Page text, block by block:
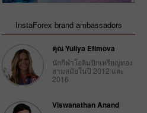
InstaForex brand ambassadors
คุณ Yuliya Efimova
นักกีฬาโอลิมปิกเหรียญทอง
สามสมัยในปี 2012 และ
2016
Viswanathan Anand